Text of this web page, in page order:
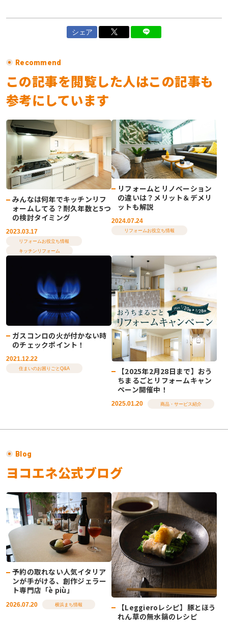
シェア
Recommend
この記事を閲覧した人はこの記事も
参考にしています
みんなは何年でキッチンリフ
ォームしてる？耐久年数と5つ
の検討タイミング
2023.03.17
リフォームお役立ち情報
キッチンリフォーム
リフォームとリノベーション
の違いは？メリット＆デメリ
ットも解説
2024.07.24
リフォームお役立ち情報
ガスコンロの火が付かない時
のチェックポイント！
2021.12.22
住まいのお困りごとQ&A
【2025年2月28日まで】おう
ちまるごとリフォームキャン
ペーン開催中！
2025.01.20 商品・サービス紹介
Blog
ヨコエネ公式ブログ
予約の取れない人気イタリア
ンが手がける、創作ジェラー
ト専門店「è più」
2026.07.20 横浜まち情報
【Leggieroレシピ】豚とほう
れん草の無水鍋のレシピ